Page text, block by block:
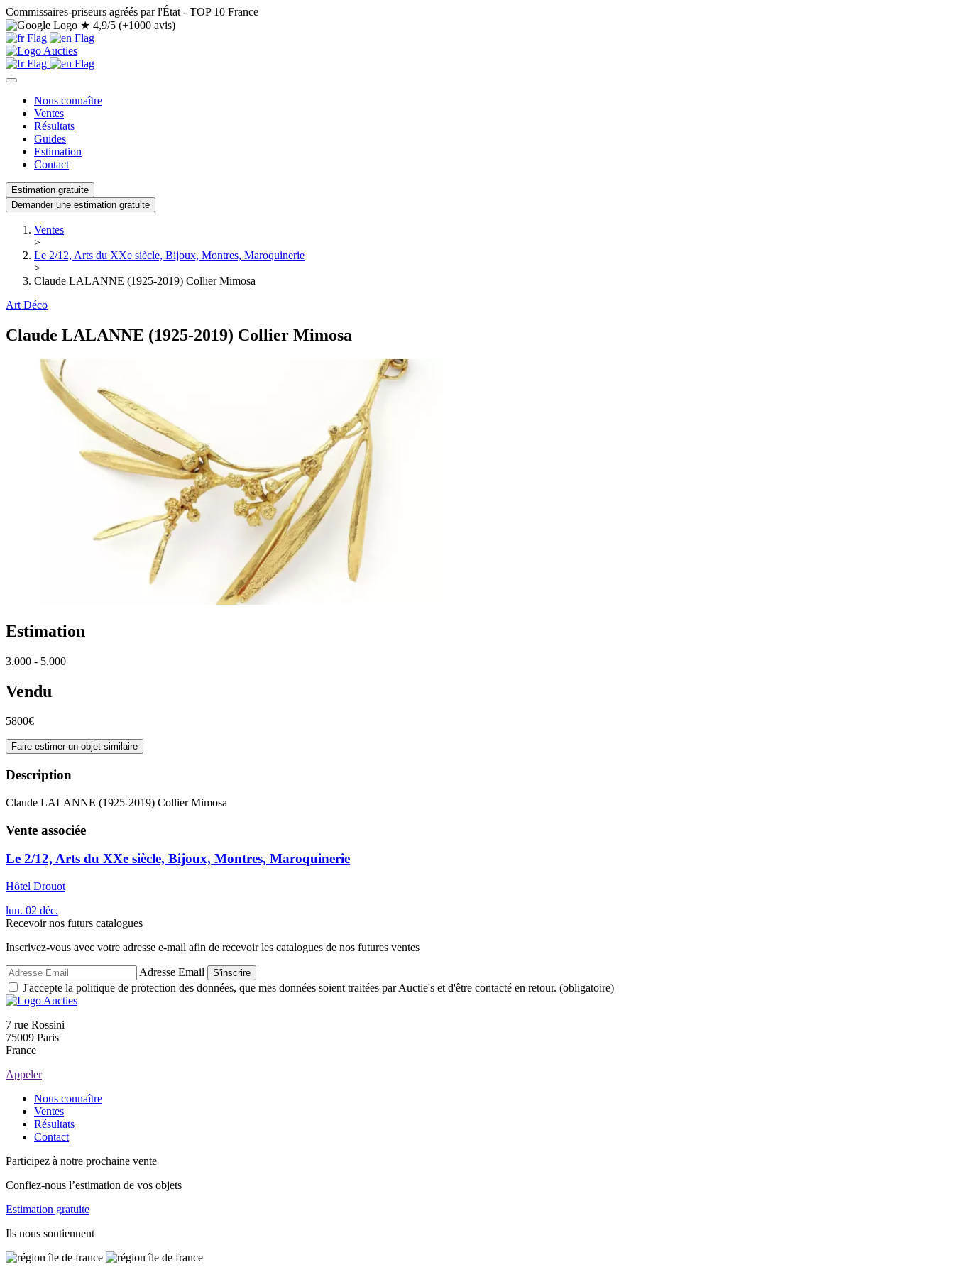
Commissaires-priseurs agréés par l'État - TOP 10 France
★ 4,9/5 (+1000 avis)
Nous connaître
Ventes
Résultats
Guides
Estimation
Contact
Estimation gratuite
Demander une estimation gratuite
Ventes
>
Le 2/12, Arts du XXe siècle, Bijoux, Montres, Maroquinerie
>
Claude LALANNE (1925-2019) Collier Mimosa
Art Déco
Claude LALANNE (1925-2019) Collier Mimosa
Estimation
3.000 - 5.000
Vendu
5800€
Faire estimer un objet similaire
Description
Claude LALANNE (1925-2019) Collier Mimosa
Vente associée
Le 2/12, Arts du XXe siècle, Bijoux, Montres, Maroquinerie
Hôtel Drouot
lun. 02 déc.
Recevoir nos futurs catalogues
Inscrivez-vous avec votre adresse e-mail afin de recevoir les catalogues de nos futures ventes
Adresse Email S'inscrire
J'accepte la politique de protection des données, que mes données soient traitées par Auctie's et d'être contacté en retour. (obligatoire)
7 rue Rossini
75009 Paris
France
Appeler
Nous connaître
Ventes
Résultats
Contact
Participez à notre prochaine vente
Confiez-nous l’estimation de vos objets
Estimation gratuite
Ils nous soutiennent